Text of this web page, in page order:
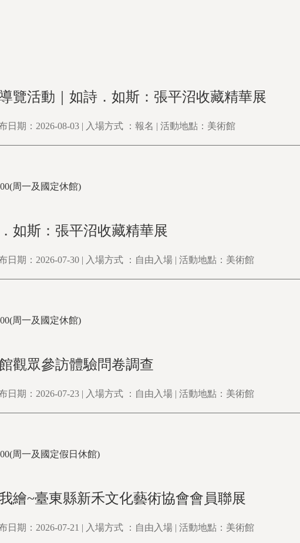
覽活動｜如詩．如斯：張平沼收藏精華展
日期：2026-08-03 | 入場方式 ：報名 | 活動地點：美術館
周一及國定休館)
如斯：張平沼收藏精華展
日期：2026-07-30 | 入場方式 ：自由入場 | 活動地點：美術館
周一及國定休館)
觀眾參訪體驗問卷調查
日期：2026-07-23 | 入場方式 ：自由入場 | 活動地點：美術館
周一及國定假日休館)
繪~臺東縣新禾文化藝術協會會員聯展
日期：2026-07-21 | 入場方式 ：自由入場 | 活動地點：美術館